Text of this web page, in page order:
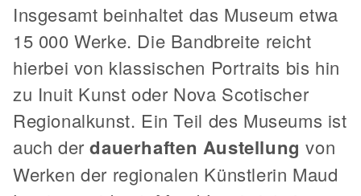
Insgesamt beinhaltet das Museum etwa
15 000 Werke. Die Bandbreite reicht
hierbei von klassischen Portraits bis hin
zu Inuit Kunst oder Nova Scotischer
Regionalkunst. Ein Teil des Museums ist
auch derdauerhaften Austellung von
Werken der regionalen Künstlerin Maud